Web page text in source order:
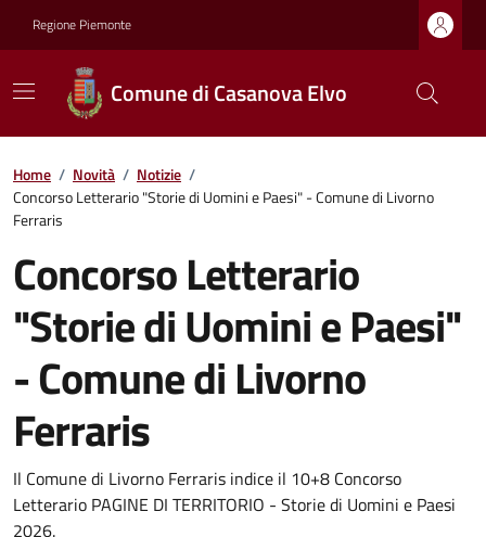
Regione Piemonte
Comune di Casanova Elvo
Home / Novità / Notizie /
Concorso Letterario "Storie di Uomini e Paesi" - Comune di Livorno
Ferraris
Concorso Letterario
"Storie di Uomini e Paesi"
- Comune di Livorno
Ferraris
Il Comune di Livorno Ferraris indice il 10+8 Concorso
Letterario PAGINE DI TERRITORIO - Storie di Uomini e Paesi
2026.